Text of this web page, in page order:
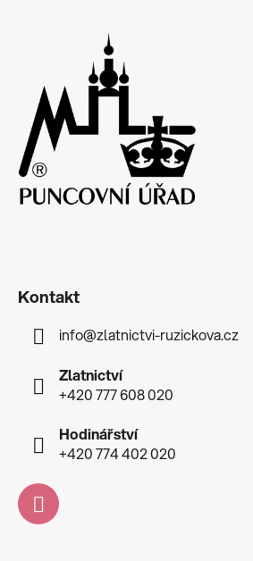
Kontakt
info@zlatnictvi-ruzickova.cz
Zlatnictví
+420 777 608 020
Hodinářství
+420 774 402 020